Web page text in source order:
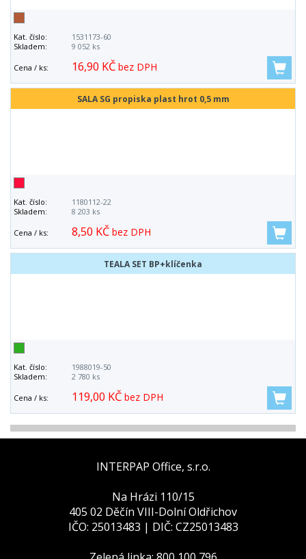
Kat. číslo:
1531173-60
Skladem:
9 052 ks
Cena / ks: 16,90 KČ bez DPH
SALA SG propiska plast hrot 0,5 mm
Kat. číslo:
1180112-22
Skladem:
8 203 ks
Cena / ks: 8,50 KČ bez DPH
TEALA SET BP+klíčenka
Kat. číslo:
1988019-50
Skladem:
2 780 ks
Cena / ks: 119,00 KČ bez DPH
INTERPAP Office, s.r.o.
Na Hrázi 110/15
405 02 Děčín VIII-Dolní Oldřichov
IČO: 25013483 | DIČ: CZ25013483